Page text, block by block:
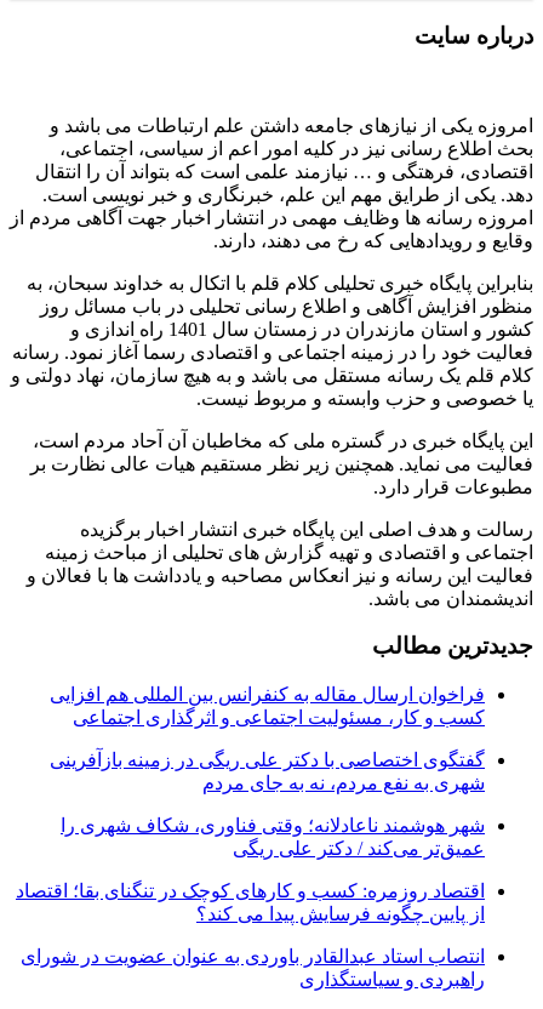
درباره سایت
امروزه یکی از نیازهای جامعه داشتن علم ارتباطات می باشد و
بحث اطلاع رسانی نیز در کلیه امور اعم از سیاسی، اجتماعی،
اقتصادی، فرهتگی و … نیازمند علمی است که بتواند آن را انتقال
دهد. یکی از طرایق مهم این علم، خبرنگاری و خبر نویسی است.
امروزه رسانه ها وظایف مهمی در انتشار اخبار جهت آگاهی مردم از
وقایع و رویدادهایی که رخ می دهند، دارند.
بنابراین پایگاه خبری تحلیلی کلام قلم با اتکال به خداوند سبحان، به
منظور افزایش آگاهی و اطلاع رسانی تحلیلی در باب مسائل روز
کشور و استان مازندران در زمستان سال 1401 راه اندازی و
فعالیت خود را در زمینه اجتماعی و اقتصادی رسما آغاز نمود. رسانه
کلام قلم یک رسانه مستقل می باشد و به هیچ سازمان، نهاد دولتی و
یا خصوصی و حزب وابسته و مربوط نیست.
این پایگاه خبری در گستره ملی که مخاطبان آن آحاد مردم است،
فعالیت می نماید. همچنین زیر نظر مستقیم هیات عالی نظارت بر
مطبوعات قرار دارد.
رسالت و هدف اصلی این پایگاه خبری انتشار اخبار برگزیده
اجتماعی و اقتصادی و تهیه گزارش های تحلیلی از مباحث زمینه
فعالیت این رسانه و نیز انعکاس مصاحبه و یادداشت ها با فعالان و
اندیشمندان می باشد.
جدیدترین مطالب
فراخوان ارسال مقاله به کنفرانس بین المللی هم افزایی
کسب و کار، مسئولیت اجتماعی و اثرگذاری اجتماعی
گفتگوی اختصاصی با دکتر علی ریگی در زمینه بازآفرینی
شهری به نفع مردم، نه به جای مردم
شهر هوشمند ناعادلانه؛ وقتی فناوری، شکاف شهری را
عمیق‌تر می‌کند / دکتر علی ریگی
اقتصاد روزمره: کسب‌ و کارهای کوچک در تنگنای بقا؛ اقتصاد
از پایین چگونه فرسایش پیدا می کند؟
انتصاب استاد عبدالقادر باوردی به عنوان عضویت در شورای
راهبردی و سیاستگذاری